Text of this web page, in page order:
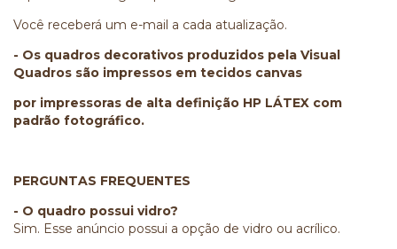
Você receberá um e-mail a cada atualização.
- Os quadros decorativos produzidos pela Visual
Quadros são impressos em tecidos canvas
por impressoras de alta definição HP LÁTEX com
padrão fotográfico.
PERGUNTAS FREQUENTES
- O quadro possui vidro?
Sim. Esse anúncio possui a opção de vidro ou acrílico.